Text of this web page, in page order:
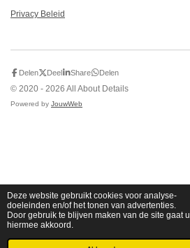
Deze website gebruikt cookies voor analyse-
doeleinden en/of het tonen van advertenties.
Door gebruik te blijven maken van de site gaat u
hiermee akkoord.
Privacy Beleid
Delen Deel Share Delen
© 2020 - 2026 All About Details
Powered by JouwWeb